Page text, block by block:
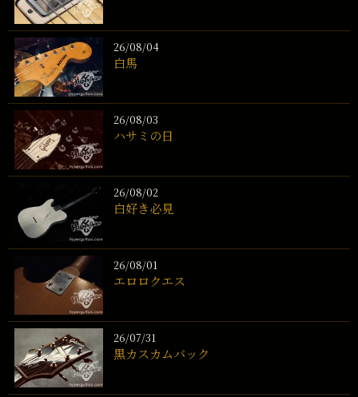
26/08/04
白馬
26/08/03
ハサミの日
26/08/02
白好き必見
26/08/01
エロロクエス
26/07/31
黒カスカムバック